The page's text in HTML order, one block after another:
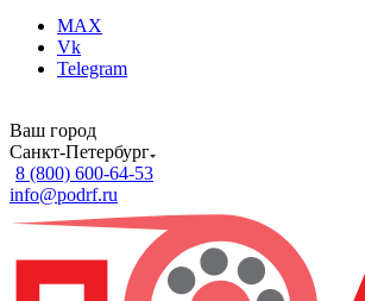
MAX
Vk
Telegram
Ваш город
Санкт-Петербург
8 (800) 600-64-53
info@podrf.ru